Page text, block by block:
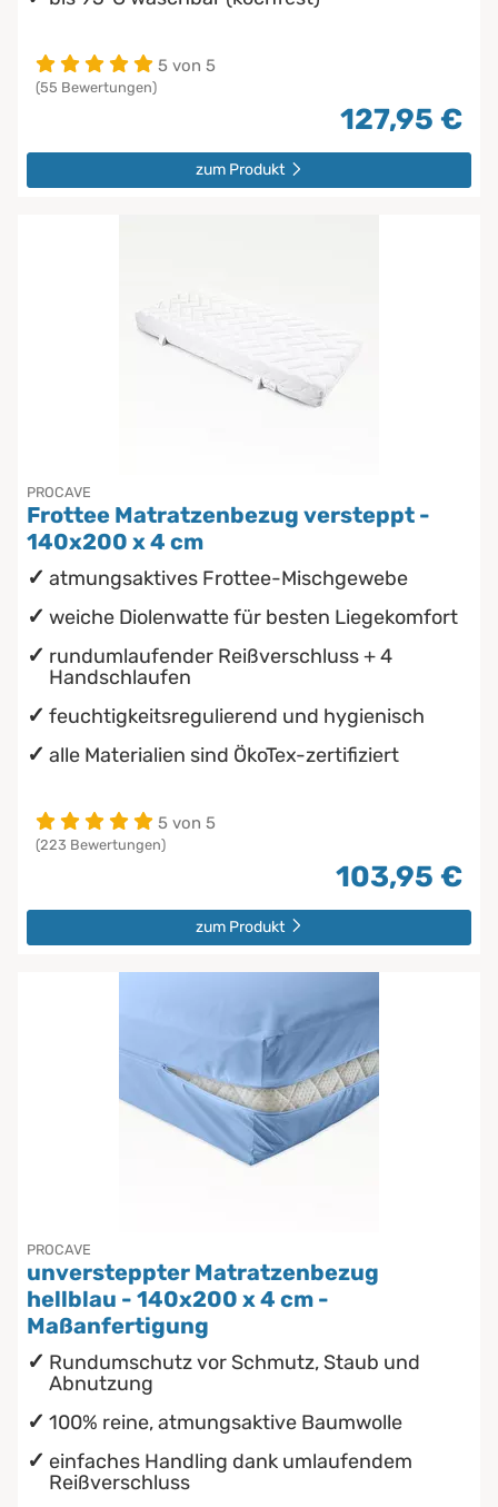
5 von 5
(55 Bewertungen)
127,95 €
zum Produkt
PROCAVE
Frottee Matratzenbezug versteppt -
140x200 x 4 cm
atmungsaktives Frottee-Mischgewebe
weiche Diolenwatte für besten Liegekomfort
rundumlaufender Reißverschluss + 4
Handschlaufen
feuchtigkeitsregulierend und hygienisch
alle Materialien sind ÖkoTex-zertifiziert
5 von 5
(223 Bewertungen)
103,95 €
zum Produkt
PROCAVE
unversteppter Matratzenbezug
hellblau - 140x200 x 4 cm -
Maßanfertigung
Rundumschutz vor Schmutz, Staub und
Abnutzung
100% reine, atmungsaktive Baumwolle
einfaches Handling dank umlaufendem
Reißverschluss